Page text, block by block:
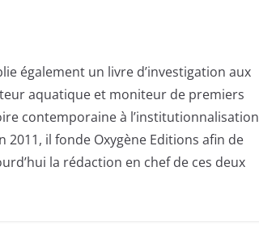
également un livre d’investigation aux
aquatique et moniteur de premiers
contemporaine à l’institutionnalisation
il fonde Oxygène Editions afin de
la rédaction en chef de ces deux